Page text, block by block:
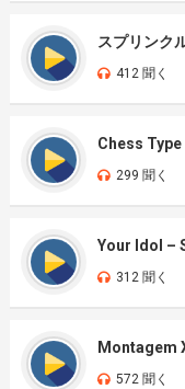
スプリンク
412 聞く
Chess
299 聞く
312 聞く
Montagem
572 聞く